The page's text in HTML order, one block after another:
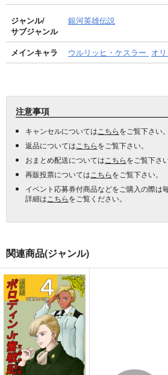
ジャンル/
サブジャンル
銀河英雄伝説
メインキャラ ウルリッヒ・ケスラー オ
注意事項
キャンセルについては こちらをご覧下さい。
返品については こちらをご覧下さい。
おまとめ配送については こちらをご覧下さい
再販投票については こちらをご覧下さい。
イベント応募券付商品などをご購入の際は
詳細は こちらをご覧ください。
関連商品(ジャンル)